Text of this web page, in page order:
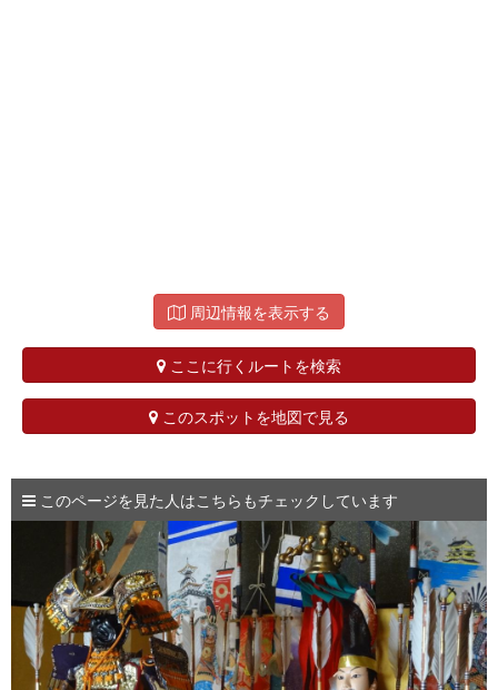
周辺情報を表示する
ここに行くルートを検索
このスポットを地図で見る
このページを見た人はこちらもチェックしています